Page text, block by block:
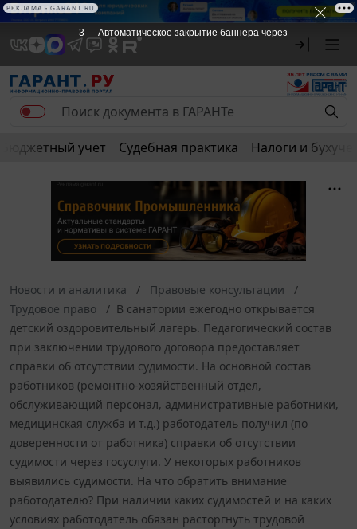
Бюджетный учет Судебная практика Налоги и
Новости и аналитика
Правовые консультации
Трудовое право
В санатории ежегодно открывается
детский оздоровительный лагерь. Педагогический состав
при заключении трудового договора предоставляет
справки об отсутствии судимости. На основной состав
работников (ремонтно-хозяйственный отдел,
обслуживающий персонал, административные работники,
медицинская служба и т.д.) работодатель получил (по
доверенности от работника) справки об отсутствии
судимости через госуслуги. У некоторых работников
выявились судимости. На что обратить внимание
работодателю? При наличии каких судимостей и на каких
условиях работодатель обязан расторгнуть трудовой
3 Автоматическое закрытие баннера через
РЕКЛАМА • GARANT.RU